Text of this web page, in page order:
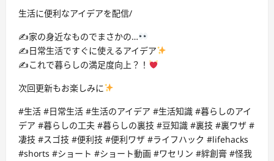
生活に便利なアイデアを配信/
✍家の身近なものでまさかの…
✍日常生活ですぐに使えるアイデア
✍これで暮らしの満足度向上？！
次回更新もお楽しみに
#生活 #日常生活 #生活のアイデア #生活知識 #暮らしのアイ
デア #暮らしの工夫 #暮らしの裏技 #豆知識 #裏技 #裏ワザ #
凄技 #スゴ技 #便利技 #便利ワザ #ライフハック #lifehacks
#shorts #ショート #ショート動画 #ワセリン #絆創膏 #怪我